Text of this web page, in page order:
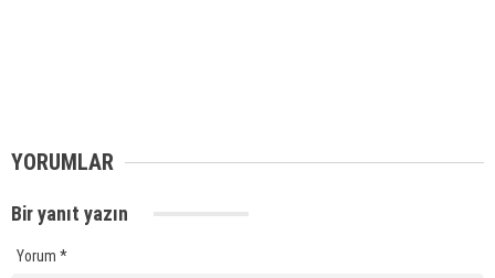
YORUMLAR
Bir yanıt yazın
Yorum *